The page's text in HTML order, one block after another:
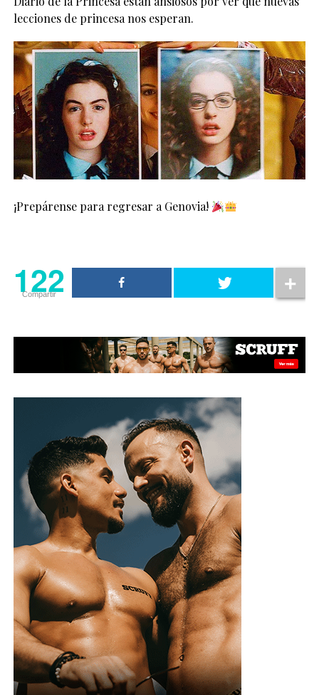
lecciones de princesa nos esperan.
¡Prepárense para regresar a Genovia!
122
Compartir